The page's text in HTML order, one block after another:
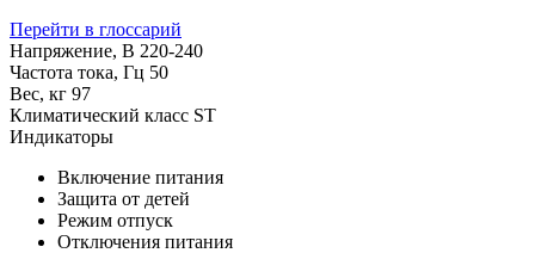
Перейти в глоссарий
Напряжение, В 220-240
Частота тока, Гц 50
Вес, кг 97
Климатический класс ST
Индикаторы
Включение питания
Защита от детей
Режим отпуск
Отключения питания